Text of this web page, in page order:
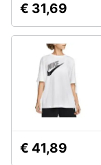
€ 31,69
€ 41,89